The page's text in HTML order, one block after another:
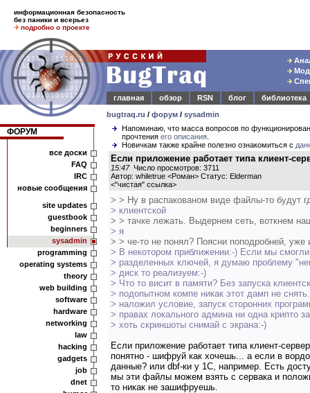
информационная безопасность
без паники и всерьез
подробно о проекте
главная
обзор RSN блог
библиотека
bugtraq.ru / форум / sysadmin
ФОРУМ
все доски
FAQ
IRC
новые сообщения
site updates
guestbook
beginners
sysadmin
programming
operating systems
theory
web building
software
hardware
networking
law
hacking
gadgets
job
dnet
Напоминаю, что масса вопросов по
прочтения его описания
Новичкам также крайне полезно ознакомиться с
Если приложение работает типа клиент-
15:47Число просмотров: 3711
Автор: whiletrue <Роман> Статус: Elderman
<"чистая" ссылка>
> > Ну в распакованом виде файлы-то будут
> клиентской
> > тачке лежать. Выдернем сеть, воткнем
> я
> > че-то не понял? Поясни поподробней, уже
> В некотором приближении:-) Если мы
> разделенных ключей, я думаю проблему
> диск то реализуем:-)
> Что то висит в памяти? Без запуска
> подопытном компе никак этот дамп не
> наложил условие, запуск сторонних
> правах локального админа ни одна крипто
> хоть скриншоты снимай с экрана:-)
Если приложение работает типа клиент-
понятно - шифруй как хочешь... а если в
данные? или dbf-ки у 1С, например. Есть
мы эти файлы можем взять с сервака и
то никак не зашифруешь.